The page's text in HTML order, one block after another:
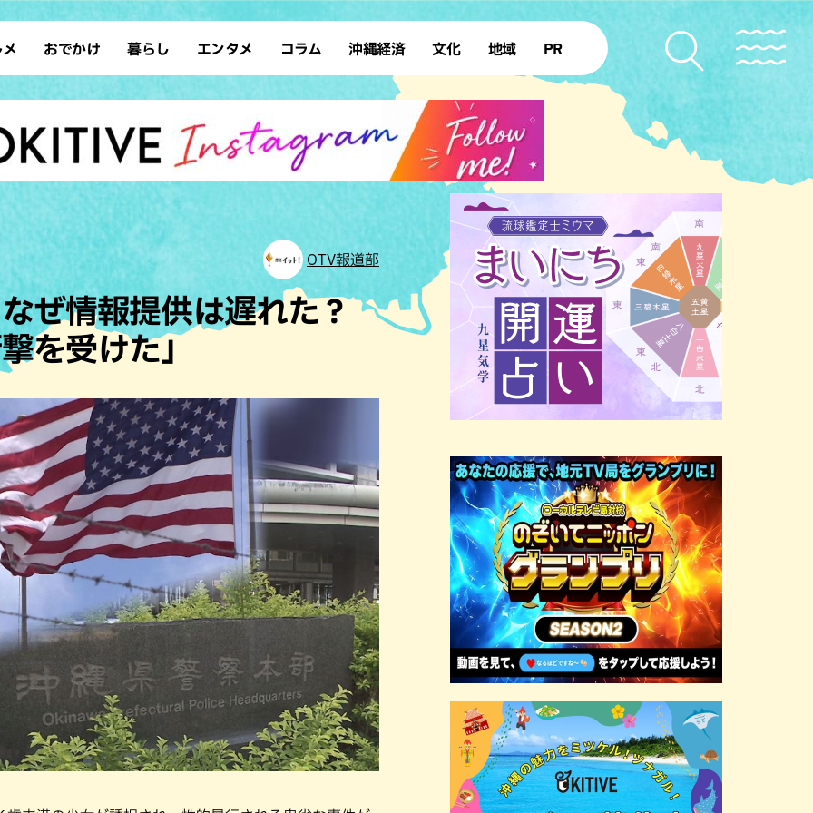
ン 沖縄そば
ウト カフェ
和食・日本料理
アジア・エスニック
イタリアン
洋料理 フレンチ
・焼肉 焼鳥・串料理
肉料理 居酒屋・バー
イキング
カレー
ガー タコス・タコライス
おでかけ
デート ドライブ
散歩 ソロ活
レジャー
ショッピング
サウナ 公園
沖縄の海
暮らし
レシピ SDGs
ファッション ローカルニュース
沖縄移住 沖縄旧暦行事
エンタメ
スポーツ 占い
タレント・芸人 テレビ
コラム 沖縄経済 文化
復帰50年
地域
本島北部 本島中部
本島南部 先島諸島
北部離島
PR
OTV報道部
ぜ情報提供は遅れた？
を受けた」